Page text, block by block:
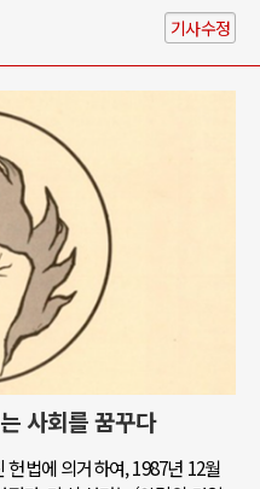
기사수정
사회를 꿈꾸다
법에 의거하여, 1987년 12월